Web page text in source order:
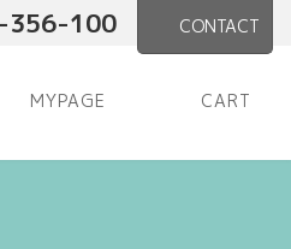
356-100 CONTACT
MYPAGE CART